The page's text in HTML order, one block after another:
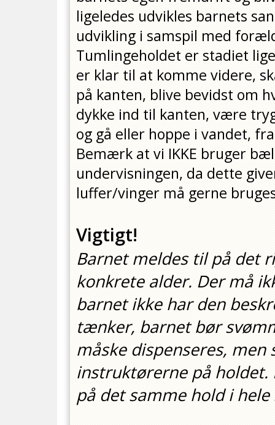
ligeledes udvikles barnets
udvikling i samspil med
Tumlingeholdet er stadiet
er klar til at komme videre,
på kanten, blive bevidst om
dykke ind til kanten, være
og gå eller hoppe i vandet,
Bemærk at vi IKKE bruger
undervisningen, da dette
luffer/vinger må gerne
Vigtigt!
Barnet meldes til på det
konkrete alder. Der må
barnet ikke har den
tænker, barnet bør
måske dispenseres,
instruktørerne på holdet.
på det samme hold i